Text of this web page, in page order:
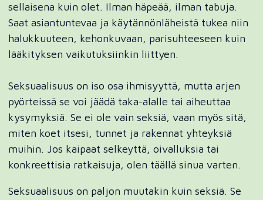
sellaisena kuin olet. Ilman häpeää, ilman tabuja.
Saat asiantuntevaa ja käytännönläheistä tukea niin
halukkuuteen, kehonkuvaan, parisuhteeseen kuin
lääkityksen vaikutuksiinkin liittyen.
Seksuaalisuus on iso osa ihmisyyttä, mutta arjen
pyörteissä se voi jäädä taka-alalle tai aiheuttaa
kysymyksiä. Se ei ole vain seksiä, vaan myös sitä,
miten koet itsesi, tunnet ja rakennat yhteyksiä
muihin. Jos kaipaat selkeyttä, oivalluksia tai
konkreettisia ratkaisuja, olen täällä sinua varten.
Seksuaalisuus on paljon muutakin kuin seksiä. Se